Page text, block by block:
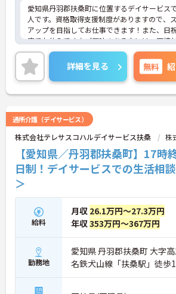
愛知県丹羽郡扶桑町に位置するデイサービス
人です。資格取得支援制度がありますので、
アップを目指してお仕事できます！また、日
定でお休みです♪ご興味のある方には、面接
イントなど、さらに詳細をご案内しますので
にご相談ください！
詳細を見る 無料
通所介護（デイサービス）
株式会社テレサスコハルデイサービス扶桑 株
【愛知県／丹羽郡扶桑町】17
日制！デイサービスでの生活相
＞
給料
月収 26.1万円～27.3万円
年収353万円～367万円
勤務地
愛知県 丹羽郡扶桑町 大字
名鉄犬山線「扶桑駅」徒歩